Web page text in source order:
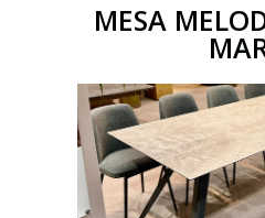
MESA